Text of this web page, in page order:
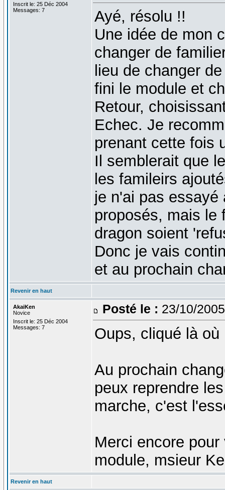
Inscrit le: 25 Déc 2004
Messages: 7
Ayé, résolu !!
Une idée de mon
changer de
lieu de changer
fini le module et
Retour,
Echec. Je
prenant cette fois
Il semblerait que
les famileirs
je n'ai pas
proposés, mais le
dragon soient
Donc je vais
et au prochain
Revenir en haut
AkaiKen
Novice
Inscrit le: 25 Déc 2004
Messages: 7
Posté le : 23/10/
Oups, cliqué là
Au prochain
peux reprendre
marche, c'est
Merci encore
module, msieur
Revenir en haut